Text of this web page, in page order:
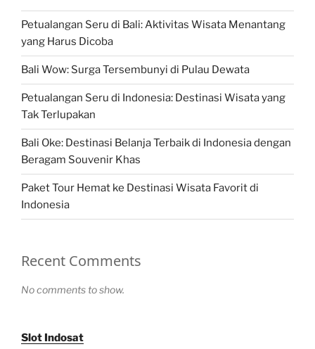
Petualangan Seru di Bali: Aktivitas Wisata Menantang
yang Harus Dicoba
Bali Wow: Surga Tersembunyi di Pulau Dewata
Petualangan Seru di Indonesia: Destinasi Wisata yang
Tak Terlupakan
Bali Oke: Destinasi Belanja Terbaik di Indonesia dengan
Beragam Souvenir Khas
Paket Tour Hemat ke Destinasi Wisata Favorit di
Indonesia
Recent Comments
No comments to show.
Slot Indosat